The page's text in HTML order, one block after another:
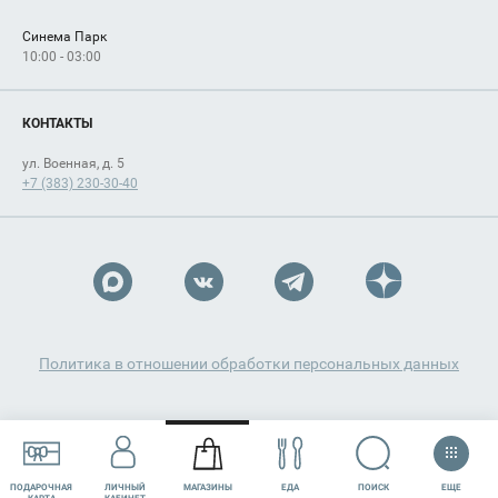
ПОДАРОЧНАЯ
ЛИЧНЫЙ
МАГАЗИНЫ ЕДА РАЗВЛЕЧЕНИЯ СЕРВИСЫ
ПОИСК ЕЩЕ
Синема Парк
10:00 - 03:00
КОНТАКТЫ
ул. Военная, д. 5
+7 (383) 230-30-40
Политика в отношении обработки персональных данных